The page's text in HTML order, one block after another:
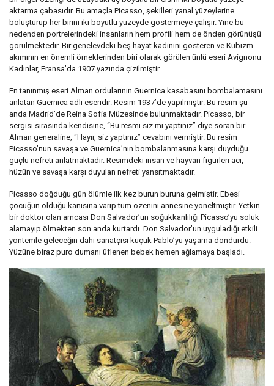
aktarma çabasıdır. Bu amaçla Picasso, şekilleri yanal yüzeylerine
bölüştürüp her birini iki boyutlu yüzeyde göstermeye çalışır. Yine bu
nedenden portrelerindeki insanların hem profili hem de önden görünüşü
görülmektedir. Bir genelevdeki beş hayat kadınını gösteren ve Kübizm
akımının en önemli örneklerinden biri olarak görülen ünlü eseri Avignonu
Kadınlar, Fransa’da 1907 yazında çizilmiştir.
En tanınmış eseri Alman ordularının Guernica kasabasını bombalamasını
anlatan Guernica adlı eseridir. Resim 1937’de yapılmıştır. Bu resim şu
anda Madrid’de Reina Sofía Müzesinde bulunmaktadır. Picasso, bir
sergisi sırasında kendisine, “Bu resmi siz mi yaptınız” diye soran bir
Alman generaline, “Hayır, siz yaptınız” cevabını vermiştir. Bu resim
Picasso’nun savaşa ve Guernica’nın bombalanmasına karşı duyduğu
güçlü nefreti anlatmaktadır. Resimdeki insan ve hayvan figürleri acı,
hüzün ve savaşa karşı duyulan nefreti yansıtmaktadır.
Picasso doğduğu gün ölümle ilk kez burun buruna gelmiştir. Ebesi
çocuğun öldüğü kanısına varıp tüm özenini annesine yöneltmiştir. Yetkin
bir doktor olan amcası Don Salvador’un soğukkanlılığı Picasso’yu soluk
alamayıp ölmekten son anda kurtardı. Don Salvador’un uyguladığı etkili
yöntemle geleceğin dahi sanatçısı küçük Pablo’yu yaşama döndürdü.
Yüzüne biraz puro dumanı üflenen bebek hemen ağlamaya başladı.